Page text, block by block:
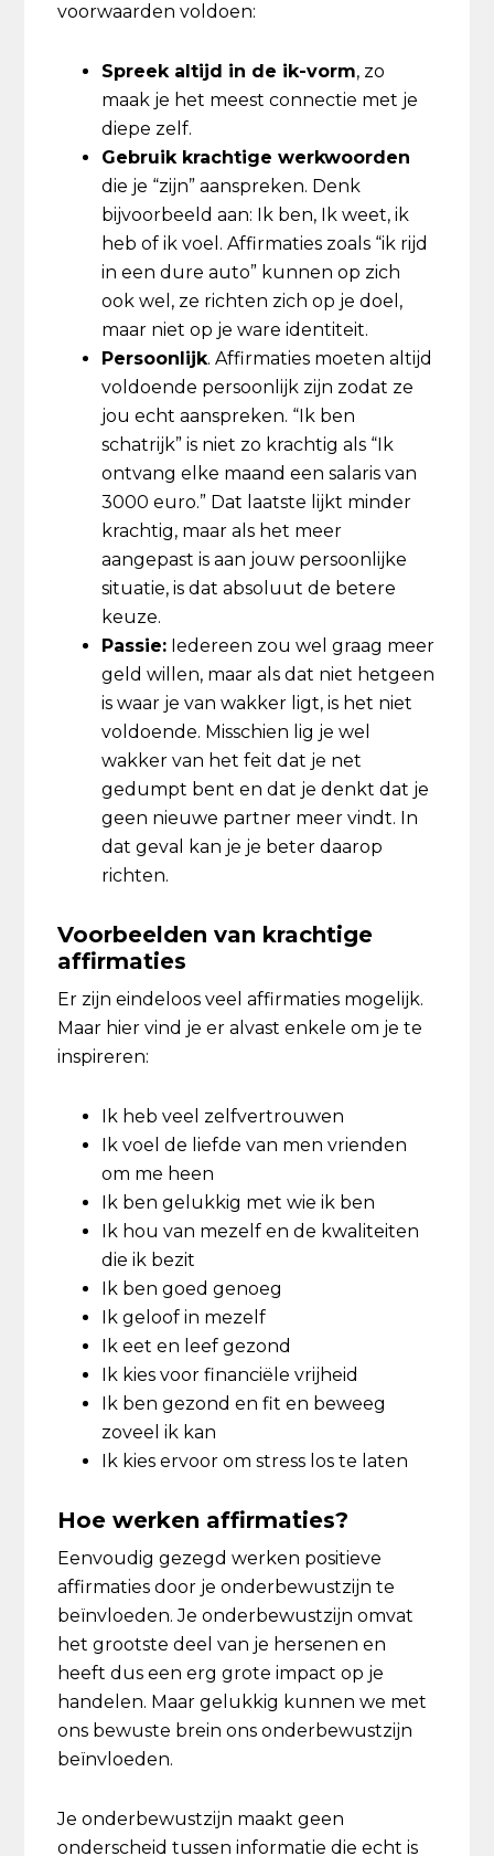
voorwaarden voldoen:
Spreek altijd in de ik-vorm, zo
maak je het meest connectie met je
diepe zelf.
Gebruik krachtige werkwoorden
die je “zijn” aanspreken. Denk
bijvoorbeeld aan: Ik ben, Ik weet, ik
heb of ik voel. Affirmaties zoals “ik rijd
in een dure auto” kunnen op zich
ook wel, ze richten zich op je doel,
maar niet op je ware identiteit.
Persoonlijk. Affirmaties moeten altijd
voldoende persoonlijk zijn zodat ze
jou echt aanspreken. “Ik ben
schatrijk” is niet zo krachtig als “Ik
ontvang elke maand een salaris van
3000 euro.” Dat laatste lijkt minder
krachtig, maar als het meer
aangepast is aan jouw persoonlijke
situatie, is dat absoluut de betere
keuze.
Passie: Iedereen zou wel graag meer
geld willen, maar als dat niet hetgeen
is waar je van wakker ligt, is het niet
voldoende. Misschien lig je wel
wakker van het feit dat je net
gedumpt bent en dat je denkt dat je
geen nieuwe partner meer vindt. In
dat geval kan je je beter daarop
richten.
Voorbeelden van krachtige
affirmaties
Er zijn eindeloos veel affirmaties mogelijk.
Maar hier vind je er alvast enkele om je te
inspireren:
Ik heb veel zelfvertrouwen
Ik voel de liefde van men vrienden
om me heen
Ik ben gelukkig met wie ik ben
Ik hou van mezelf en de kwaliteiten
die ik bezit
Ik ben goed genoeg
Ik geloof in mezelf
Ik eet en leef gezond
Ik kies voor financiële vrijheid
Ik ben gezond en fit en beweeg
zoveel ik kan
Ik kies ervoor om stress los te laten
Hoe werken affirmaties?
Eenvoudig gezegd werken positieve
affirmaties door je onderbewustzijn te
beïnvloeden. Je onderbewustzijn omvat
het grootste deel van je hersenen en
heeft dus een erg grote impact op je
handelen. Maar gelukkig kunnen we met
ons bewuste brein ons onderbewustzijn
beïnvloeden.
Je onderbewustzijn maakt geen
onderscheid tussen informatie die echt is